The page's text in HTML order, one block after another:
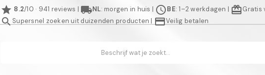
star 8.2/10 · 941 reviews | local_shippingNL: morgen in huis | scheduleBE: 1–2 werkdagen | redeemGratis
searchSupersnel zoeken uit duizenden producten | credit_cardVeilig betalen